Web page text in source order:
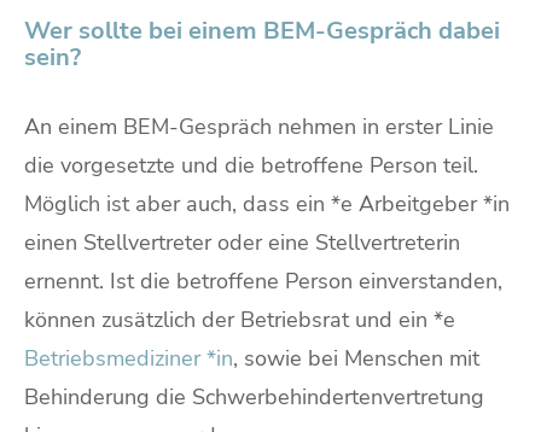
Wer sollte bei einem BEM-Gespräch dabei
sein?
An einem BEM-Gespräch nehmen in erster Linie
die vorgesetzte und die betroffene Person teil.
Möglich ist aber auch, dass ein *e Arbeitgeber *in
einen Stellvertreter oder eine Stellvertreterin
ernennt. Ist die betroffene Person einverstanden,
können zusätzlich der Betriebsrat und ein *e
Betriebsmediziner *in, sowie bei Menschen mit
Behinderung die Schwerbehindertenvertretung